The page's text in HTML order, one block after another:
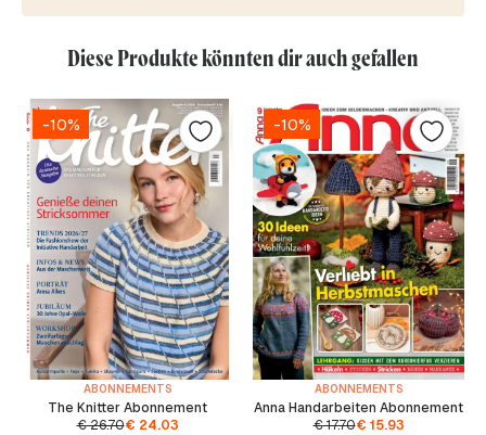
Diese Produkte könnten dir auch gefallen
-10%
ABONNEMENTS
The Knitter Abonnement
€26.70€ 24.03
-10%
ABONNEMENTS
Anna Handarbeiten Abonnement
€17.70€ 15.93